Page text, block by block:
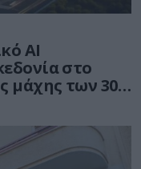
AI
στο
μάχης των 30